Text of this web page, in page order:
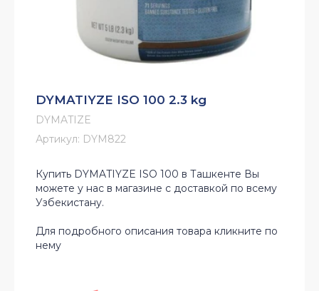
DYMATIYZE ISO 100 2.3 kg
DYMATIZE
Артикул: DYM822
Купить DYMATIYZE ISO 100 в Ташкенте Вы
можете у нас в магазине с доставкой по всему
Узбекистану.
Для подробного описания товара кликните по
нему